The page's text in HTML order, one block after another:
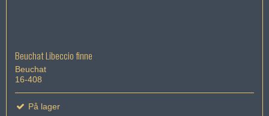
Beuchat Libeccio finne
Beuchat
16-408
På lager